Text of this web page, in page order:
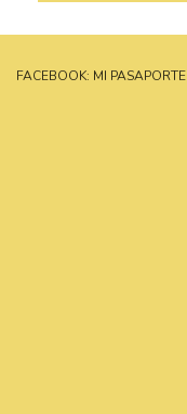
FACEBOOK: MI PASAPORTE